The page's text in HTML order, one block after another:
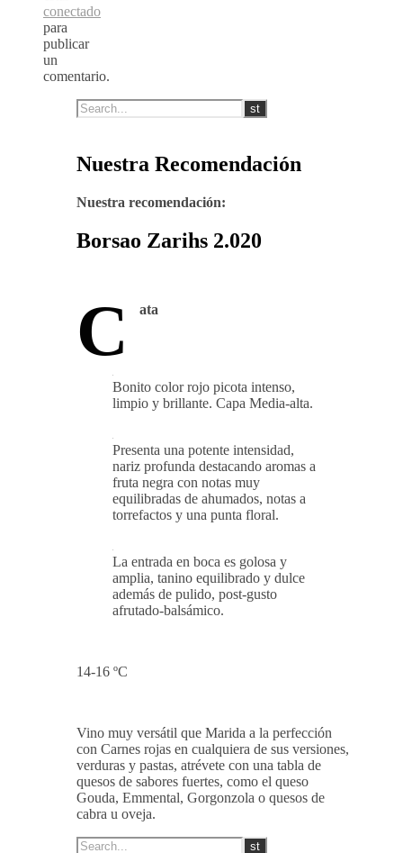
conectado
para
publicar
un
comentario.
Nuestra Recomendación
Nuestra recomendación:
Borsao Zarihs 2.020
C ata
Bonito color rojo picota intenso,
limpio y brillante. Capa Media-alta.
Presenta una potente intensidad,
nariz profunda destacando aromas a
fruta negra con notas muy
equilibradas de ahumados, notas a
torrefactos y una punta floral.
La entrada en boca es golosa y
amplia, tanino equilibrado y dulce
además de pulido, post-gusto
afrutado-balsámico.
14-16 ºC
Vino muy versátil que Marida a la perfección
con Carnes rojas en cualquiera de sus versiones,
verduras y pastas, atrévete con una tabla de
quesos de sabores fuertes, como el queso
Gouda, Emmental, Gorgonzola o quesos de
cabra u oveja.